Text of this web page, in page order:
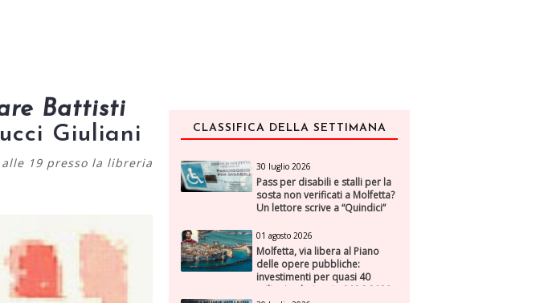
Battisti
Giuliani
19 presso la libreria
CLASSIFICA DELLA SETTIMANA
30 luglio 2026
Pass per disabili e stalli per la
sosta non verificati a Molfetta?
Un lettore scrive a “Quindici”
01 agosto 2026
Molfetta, via libera al Piano
delle opere pubbliche:
investimenti per quasi 40
milioni nel triennio 2026-2028